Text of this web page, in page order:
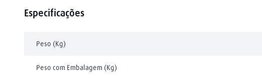
Especificações
Peso (Kg)
Peso com Embalagem (Kg)